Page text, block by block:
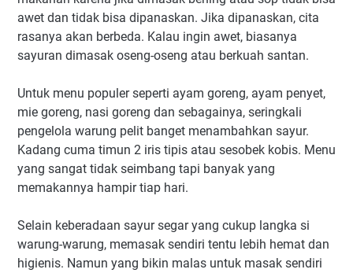
awet dan tidak bisa dipanaskan. Jika dipanaskan, cita
rasanya akan berbeda. Kalau ingin awet, biasanya
sayuran dimasak oseng-oseng atau berkuah santan.
Untuk menu populer seperti ayam goreng, ayam penyet,
mie goreng, nasi goreng dan sebagainya, seringkali
pengelola warung pelit banget menambahkan sayur.
Kadang cuma timun 2 iris tipis atau sesobek kobis. Menu
yang sangat tidak seimbang tapi banyak yang
memakannya hampir tiap hari.
Selain keberadaan sayur segar yang cukup langka si
warung-warung, memasak sendiri tentu lebih hemat dan
higienis. Namun yang bikin malas untuk masak sendiri